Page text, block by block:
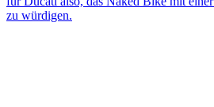
zu würdigen.